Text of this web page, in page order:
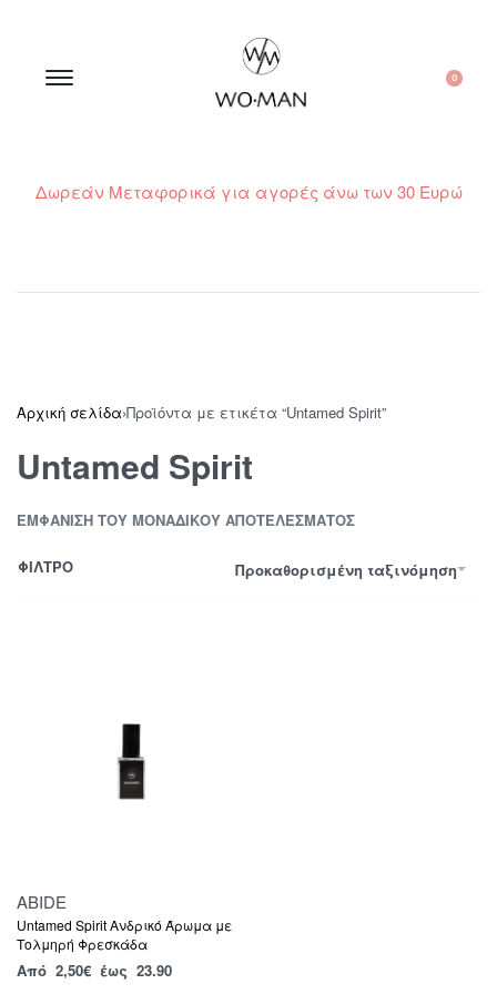
0
Δωρεάν Μεταφορικά για αγορές άνω των 30 Ευρώ
Αρχική σελίδα›Προϊόντα με ετικέτα “Untamed Spirit”
Untamed Spirit
ΕΜΦΆΝΙΣΗ ΤΟΥ ΜΟΝΑΔΙΚΟΎ ΑΠΟΤΕΛΈΣΜΑΤΟΣ
Προκαθορισμένη ταξινόμηση
ΦΙΛΤΡΟ
ABIDE
Untamed Spirit Ανδρικό Άρωμα με
Τολμηρή Φρεσκάδα
Από 2,50€ έως 23.90